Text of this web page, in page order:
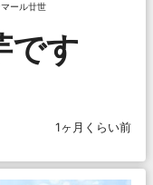
ール廿世
です
1ヶ月くらい前